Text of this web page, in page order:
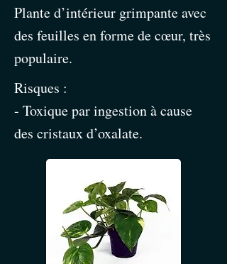
Plante d’intérieur grimpante avec
des feuilles en forme de cœur, très
populaire.
Risques :
- Toxique par ingestion à cause
des cristaux d’oxalate.